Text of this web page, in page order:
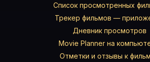
Список просмотренных
Трекер фильмов —
Дневник просмотров
Movie Planner на
Отметки и отзывы к